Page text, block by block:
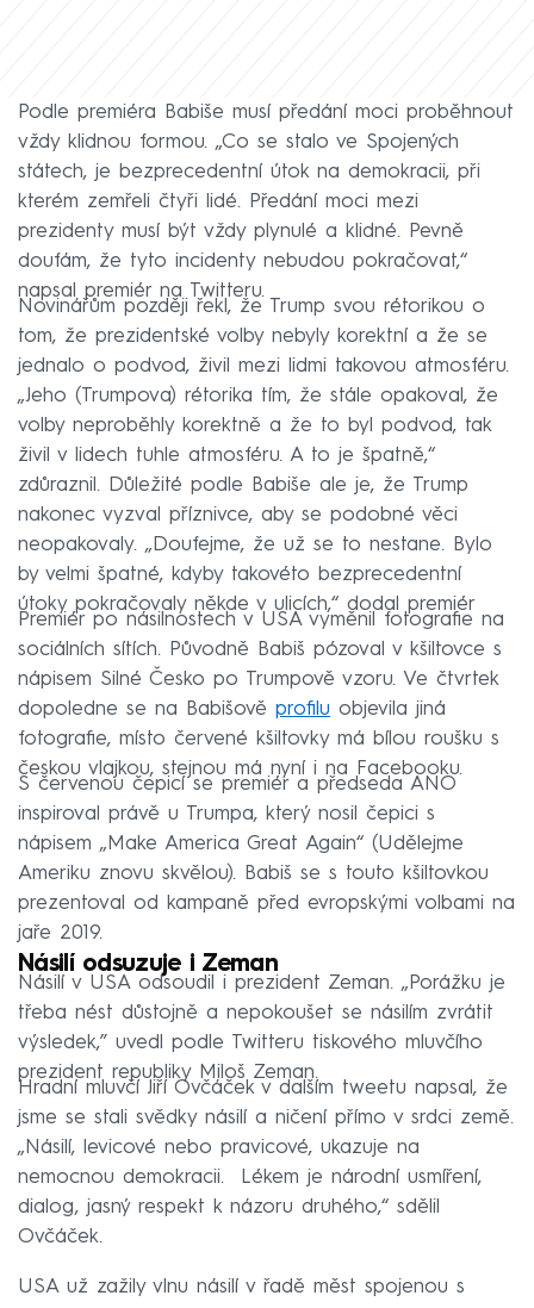
Podle premiéra Babiše musí předání moci proběhnout
vždy klidnou formou. „Co se stalo ve Spojených
státech, je bezprecedentní útok na demokracii, při
kterém zemřeli čtyři lidé. Předání moci mezi
prezidenty musí být vždy plynulé a klidné. Pevně
doufám, že tyto incidenty nebudou pokračovat,“
napsal premiér na Twitteru.
Novinářům později řekl, že Trump svou rétorikou o
tom, že prezidentské volby nebyly korektní a že se
jednalo o podvod, živil mezi lidmi takovou atmosféru.
„Jeho (Trumpova) rétorika tím, že stále opakoval, že
volby neproběhly korektně a že to byl podvod, tak
živil v lidech tuhle atmosféru. A to je špatně,“
zdůraznil. Důležité podle Babiše ale je, že Trump
nakonec vyzval příznivce, aby se podobné věci
neopakovaly. „Doufejme, že už se to nestane. Bylo
by velmi špatné, kdyby takovéto bezprecedentní
útoky pokračovaly někde v ulicích,“ dodal premiér
Premiér po násilnostech v USA vyměnil fotografie na
sociálních sítích. Původně Babiš pózoval v kšiltovce s
nápisem Silné Česko po Trumpově vzoru. Ve čtvrtek
dopoledne se na Babišově profilu objevila jiná
fotografie, místo červené kšiltovky má bílou roušku s
českou vlajkou, stejnou má nyní i na Facebooku.
S červenou čepicí se premiér a předseda ANO
inspiroval právě u Trumpa, který nosil čepici s
nápisem „Make America Great Again“ (Udělejme
Ameriku znovu skvělou). Babiš se s touto kšiltovkou
prezentoval od kampaně před evropskými volbami na
jaře 2019.
Násilí odsuzuje i Zeman
Násilí v USA odsoudil i prezident Zeman. „Porážku je
třeba nést důstojně a nepokoušet se násilím zvrátit
výsledek,” uvedl podle Twitteru tiskového mluvčího
prezident republiky Miloš Zeman.
Hradní mluvčí Jiří Ovčáček v dalším tweetu napsal, že
jsme se stali svědky násilí a ničení přímo v srdci země.
„Násilí, levicové nebo pravicové, ukazuje na
nemocnou demokracii. Lékem je národní usmíření,
dialog, jasný respekt k názoru druhého,“ sdělil
Ovčáček.
USA už zažily vlnu násilí v řadě měst spojenou s